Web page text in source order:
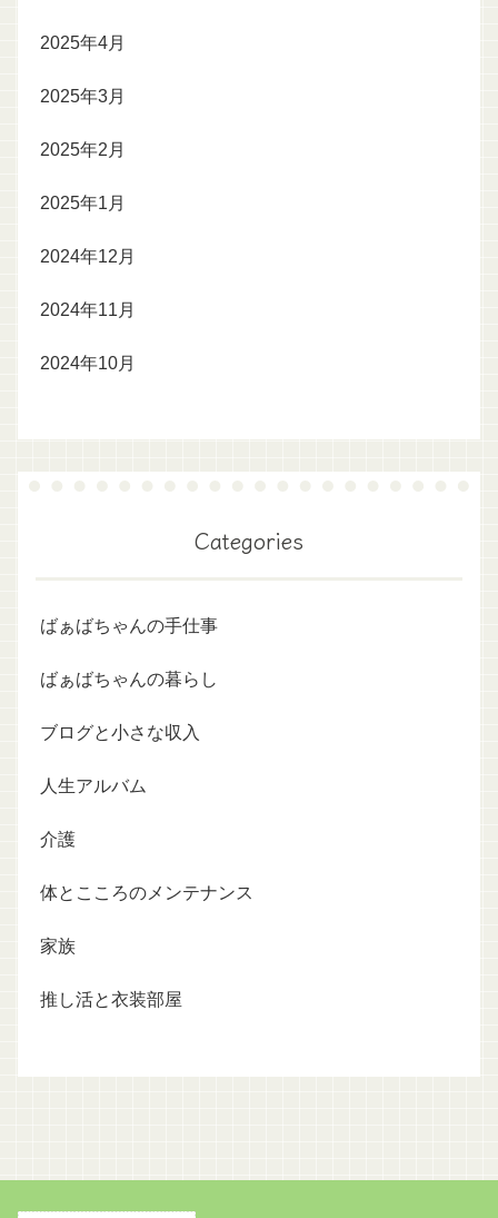
2025年4月
2025年3月
2025年2月
2025年1月
2024年12月
2024年11月
2024年10月
Categories
ばぁばちゃんの手仕事
ばぁばちゃんの暮らし
ブログと小さな収入
人生アルバム
介護
体とこころのメンテナンス
家族
推し活と衣装部屋